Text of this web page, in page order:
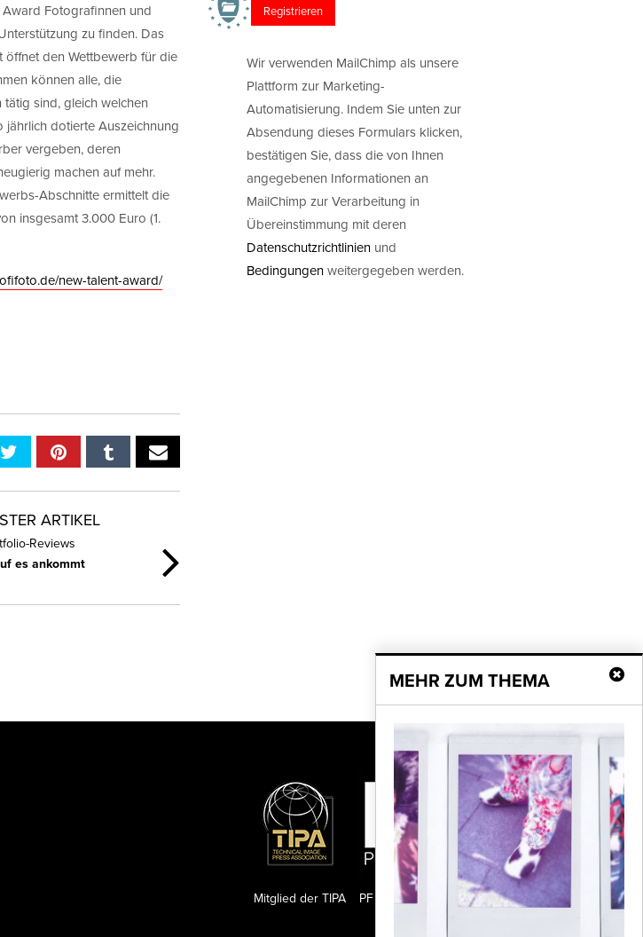
Fotografinnen und
zu finden. Das
öffnet den Wettbewerb für die
können alle, die
sind, gleich welchen
dotierte Auszeichnung
vergeben, deren
machen auf mehr.
Abschnitte ermittelt die
insgesamt 3.000 Euro (1.
new-talent-award/
ARTIKEL
Reviews
es ankommt
Wir verwenden MailChimp als unsere
Plattform zur Marketing-
Automatisierung. Indem Sie unten zur
Absendung dieses Formulars klicken,
bestätigen Sie, dass die von Ihnen
angegebenen Informationen an
MailChimp zur Verarbeitung in
Übereinstimmung mit deren
Datenschutzrichtlinien und
Bedingungenweitergegeben werden.
MEHR ZUM THEMA
PF Publishing GmbH
Mitglied der TIPA